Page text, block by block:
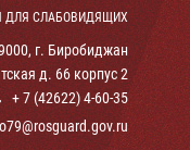
ДЛЯ СЛАБОВИДЯЩИХ
г. Биробиджан
д. 66 корпус 2
+ 7 (42622) 4-60-35